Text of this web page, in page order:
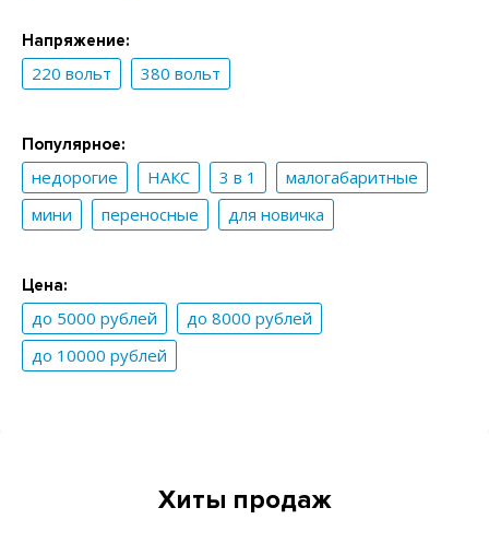
Напряжение:
220 вольт 380 вольт
Популярное:
недорогие НАКС 3 в 1
малогабаритные
мини
переносные для новичка
Цена:
до 5000 рублей
до 8000 рублей
до 10000 рублей
Хиты продаж